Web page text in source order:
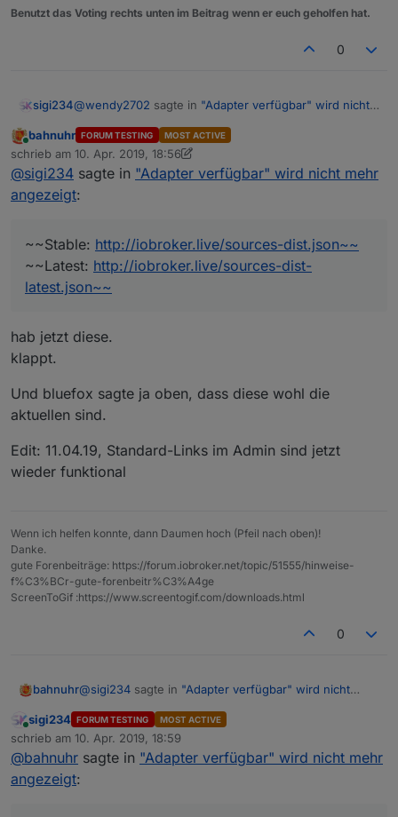
Benutzt das Voting rechts unten im Beitrag wenn er euch geholfen hat.
0
sigi234@wendy2702 sagte in "Adapter verfügbar" wird nicht
@sigi234: was genau bekannt machen?
@
Stable: http://iobroker.live/sources-dist.json
Latest: http://
Edit: 11.04.19, Stabilostick, Standard-Links im Admin
Online
bahnuhr FORUM TESTING MOST ACTIVE
schrieb am 10. Apr. 2019, 18:56
zuletzt editiert von Stabilostick4. Nov. 2019, 21:45
@sigi234 sagte in "Adapter verfügbar" wird nicht mehr
angezeigt:
~~Stable: http://iobroker.live/sources-dist.json~~
~~Latest: http://iobroker.live/sources-dist-
latest.json~~
hab jetzt diese.
klappt.
Und bluefox sagte ja oben, dass diese wohl die
aktuellen sind.
Edit: 11.04.19, Standard-Links im Admin sind jetzt
wieder funktional
Wenn ich helfen konnte, dann Daumen hoch (Pfeil nach oben)!
Danke.
gute Forenbeiträge: https://forum.iobroker.net/topic/51555/hinweise-
f%C3%BCr-gute-forenbeitr%C3%A4ge
ScreenToGif :https://www.screentogif.com/downloads.html
0
bahnuhr@sigi234 sagte in "Adapter verfügbar" wird nicht
~~Stable: http://iobroker.live/sources-
dist.json~~
~~Latest:
http://iobroker.live/sources-dist-
hab jetzt diese.
Online
sigi234 FORUM TESTING MOST ACTIVE
schrieb am 10. Apr. 2019, 18:59
zuletzt editiert von
@bahnuhr sagte in "Adapter verfügbar" wird nicht mehr
angezeigt: